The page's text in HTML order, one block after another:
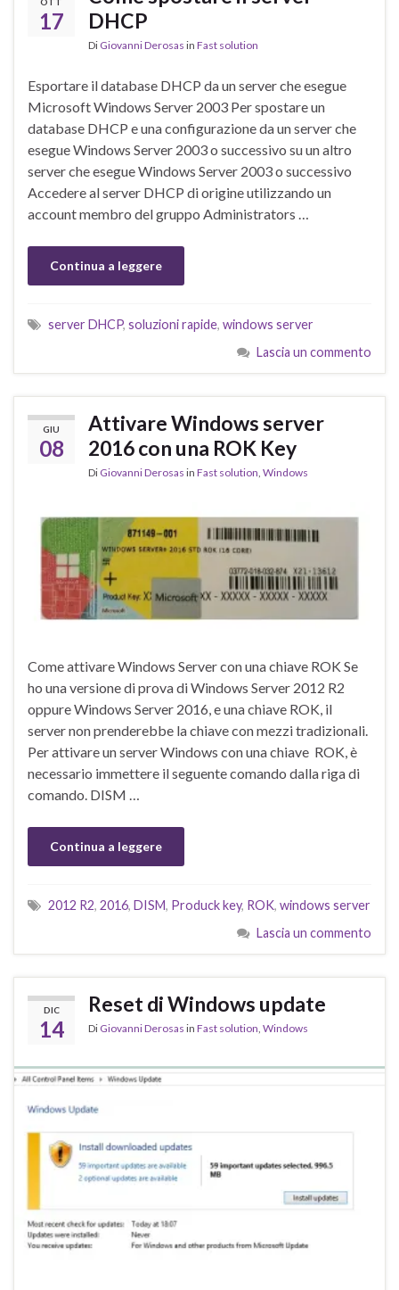
17
DHCP
Di Giovanni Derosas in Fast solution
Esportare il database DHCP da un server che esegue
Microsoft Windows Server 2003 Per spostare un
database DHCP e una configurazione da un server che
esegue Windows Server 2003 o successivo su un altro
server che esegue Windows Server 2003 o successivo
Accedere al server DHCP di origine utilizzando un
account membro del gruppo Administrators …
Continua a leggere
server DHCP, soluzioni rapide, windows server
Lascia un commento
GIU
08
Attivare Windows server
2016 con una ROK Key
Di Giovanni Derosas in Fast solution, Windows
Come attivare Windows Server con una chiave ROK Se
ho una versione di prova di Windows Server 2012 R2
oppure Windows Server 2016, e una chiave ROK, il
server non prenderebbe la chiave con mezzi tradizionali.
Per attivare un server Windows con una chiave ROK, è
necessario immettere il seguente comando dalla riga di
comando. DISM …
Continua a leggere
2012 R2, 2016, DISM, Produck key, ROK, windows server
Lascia un commento
DIC
14
Reset di Windows update
Di Giovanni Derosas in Fast solution, Windows